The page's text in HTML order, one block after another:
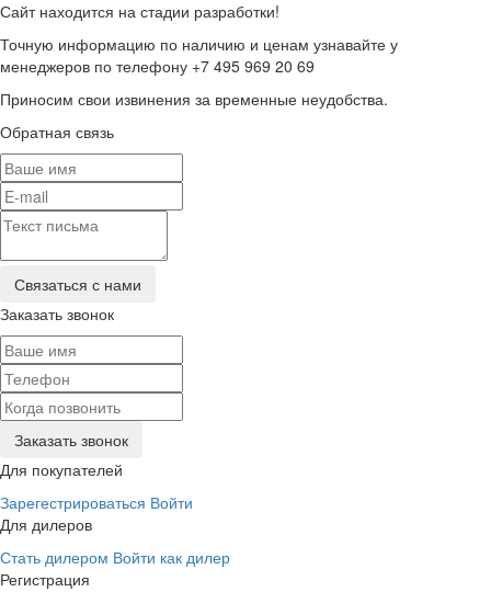
Сайт находится на стадии разработки!
Точную информацию по наличию и ценам узнавайте у
менеджеров по телефону +7 495 969 20 69
Приносим свои извинения за временные неудобства.
Обратная связь
Заказать звонок
Для покупателей
Зарегестрироваться Войти
Для дилеров
Стать дилером Войти как дилер
Регистрация